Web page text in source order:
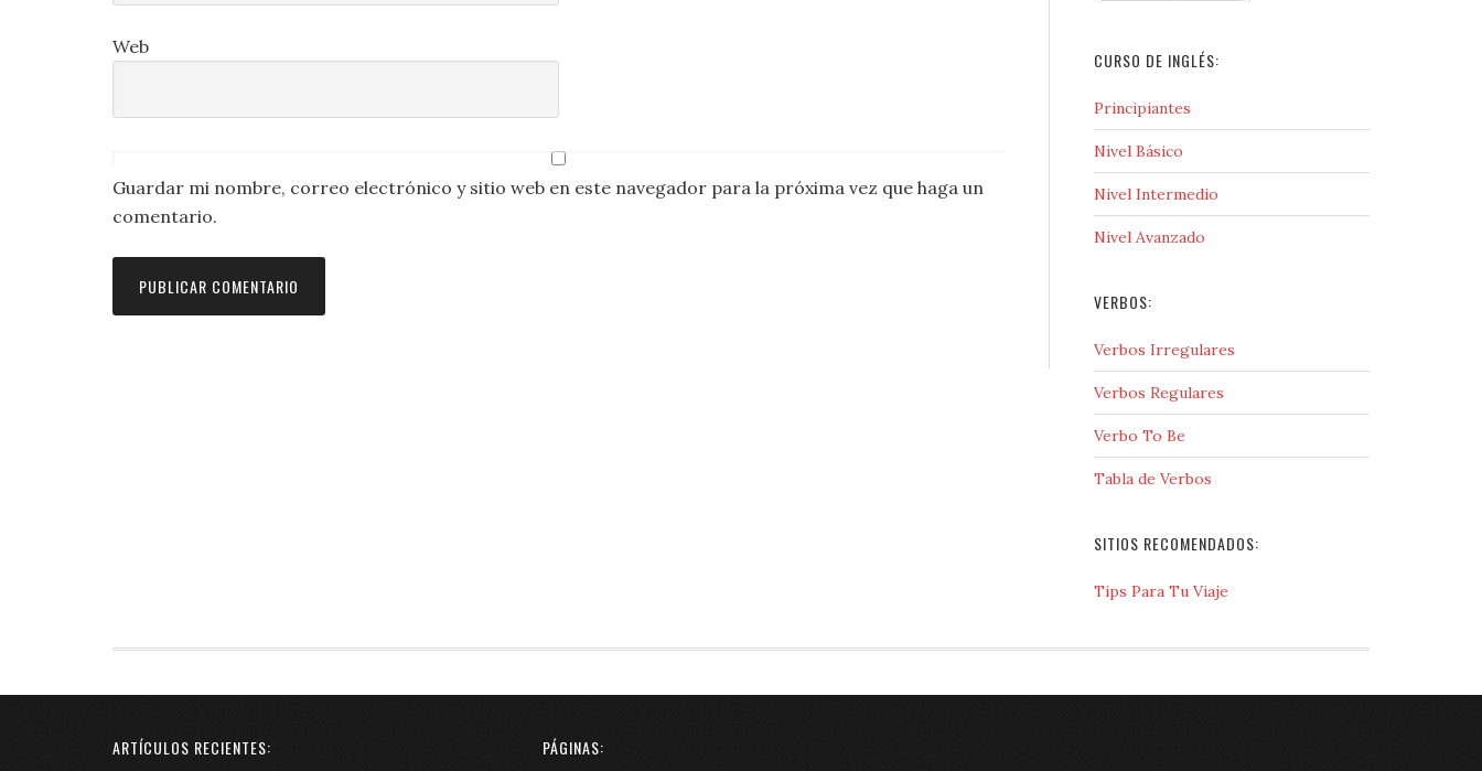
Web
Guardar mi nombre, correo electrónico y sitio web en este navegador para la próxima vez que haga un
comentario.
CURSO DE INGLÉS:
Principiantes
Nivel Básico
Nivel Intermedio
Nivel Avanzado
VERBOS:
Verbos Irregulares
Verbos Regulares
Verbo To Be
Tabla de Verbos
SITIOS RECOMENDADOS:
Tips Para Tu Viaje
ARTÍCULOS RECIENTES: PÁGINAS: